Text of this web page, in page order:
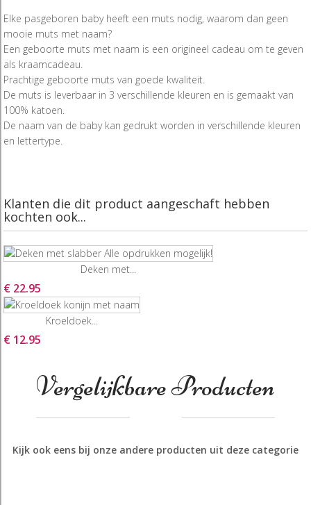
Elke pasgeboren baby heeft een muts nodig, waarom dan geen
mooie muts met naam?
Een geboorte muts met naam is een origineel cadeau om te geven
als kraamcadeau.
Prachtige geboorte muts van goede kwaliteit.
De muts is leverbaar in 3 verschillende kleuren en is gemaakt van
100% katoen.
De naam van de baby kan gedrukt worden in verschillende kleuren
en lettertype.
Klanten die dit product aangeschaft hebben
kochten ook...
Deken met...
€ 22.95
Kroeldoek...
€ 12.95
Vergelijkbare Producten
Kijk ook eens bij onze andere producten uit deze categorie